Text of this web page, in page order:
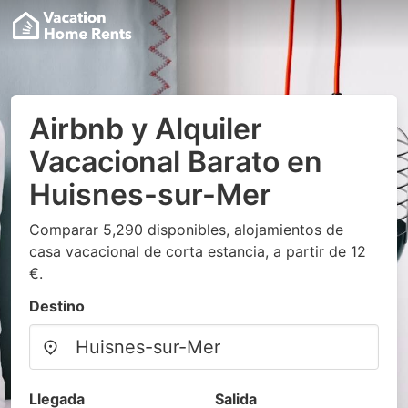
Airbnb y Alquiler
Vacacional Barato en
Huisnes-sur-Mer
Comparar 5,290 disponibles, alojamientos de
casa vacacional de corta estancia, a partir de 12
€.
Destino
Llegada Salida